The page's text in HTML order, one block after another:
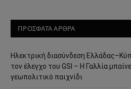
ΠΡΟΣΦΑΤΑ ΑΡΘΡΑ
Ηλεκτρική διασύνδεση
τον έλεγχο του GSI – Η Γαλλία
γεωπολιτικό παιχνίδι